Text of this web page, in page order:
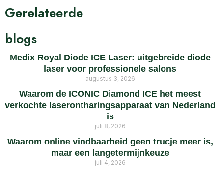
Gerelateerde
blogs
Medix Royal Diode ICE Laser: uitgebreide diode
laser voor professionele salons
augustus 3, 2026
Waarom de ICONIC Diamond ICE het meest
verkochte laserontharingsapparaat van Nederland
is
juli 8, 2026
Waarom online vindbaarheid geen trucje meer is,
maar een langetermijnkeuze
juli 4, 2026